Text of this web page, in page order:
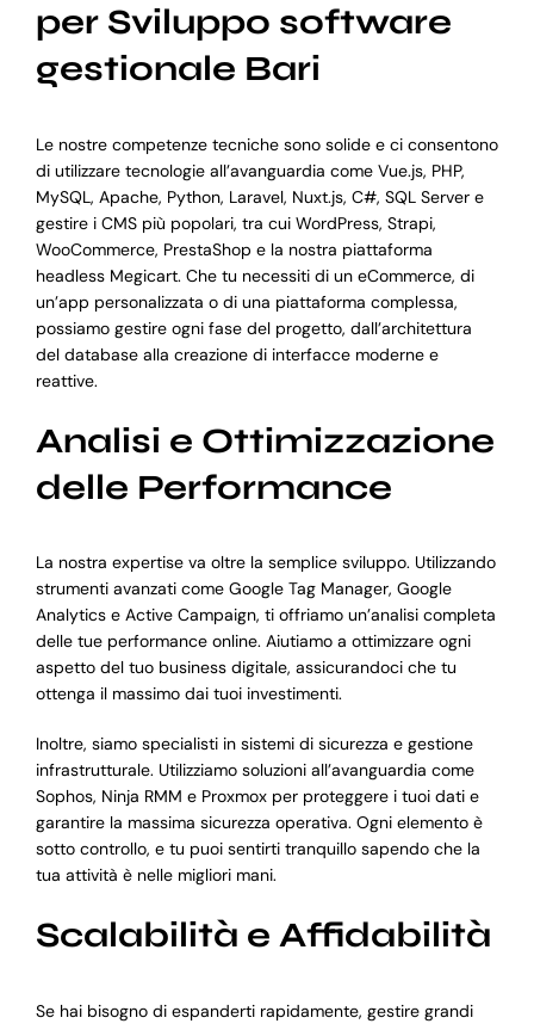
per Sviluppo software
gestionale Bari
Le nostre competenze tecniche sono solide e ci consentono
di utilizzare tecnologie all’avanguardia come Vue.js, PHP,
MySQL, Apache, Python, Laravel, Nuxt.js, C#, SQL Server e
gestire i CMS più popolari, tra cui WordPress, Strapi,
WooCommerce, PrestaShop e la nostra piattaforma
headless Megicart. Che tu necessiti di un eCommerce, di
un’app personalizzata o di una piattaforma complessa,
possiamo gestire ogni fase del progetto, dall’architettura
del database alla creazione di interfacce moderne e
reattive.
Analisi e Ottimizzazione
delle Performance
La nostra expertise va oltre la semplice sviluppo. Utilizzando
strumenti avanzati come Google Tag Manager, Google
Analytics e Active Campaign, ti offriamo un’analisi completa
delle tue performance online. Aiutiamo a ottimizzare ogni
aspetto del tuo business digitale, assicurandoci che tu
ottenga il massimo dai tuoi investimenti.
Inoltre, siamo specialisti in sistemi di sicurezza e gestione
infrastrutturale. Utilizziamo soluzioni all’avanguardia come
Sophos, Ninja RMM e Proxmox per proteggere i tuoi dati e
garantire la massima sicurezza operativa. Ogni elemento è
sotto controllo, e tu puoi sentirti tranquillo sapendo che la
tua attività è nelle migliori mani.
Scalabilità e Affidabilità
Se hai bisogno di espanderti rapidamente, gestire grandi